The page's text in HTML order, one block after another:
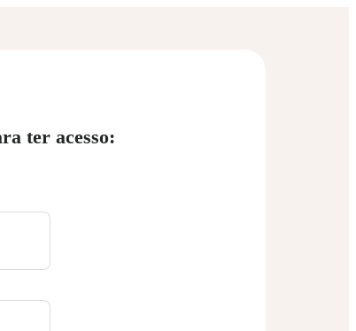
ter acesso: